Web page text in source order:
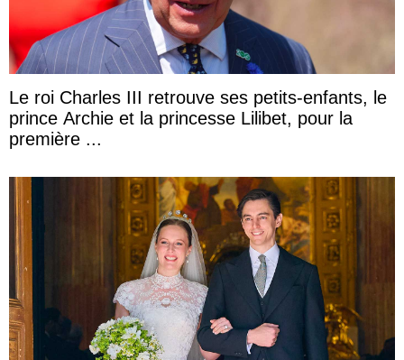
Le roi Charles III retrouve ses petits-enfants, le
prince Archie et la princesse Lilibet, pour la
première ...